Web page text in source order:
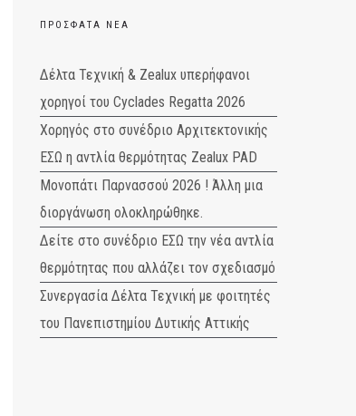
ΠΡΌΣΦΑΤΑ ΝΈΑ
Δέλτα Τεχνική & Zealux υπερήφανοι
χορηγοί του Cyclades Regatta 2026
Χορηγός στο συνέδριο Αρχιτεκτονικής
ΕΣΩ η αντλία θερμότητας Zealux PAD
Μονοπάτι Παρνασσού 2026 ! Άλλη μια
διοργάνωση ολοκληρώθηκε.
Δείτε στο συνέδριο ΕΣΩ την νέα αντλία
θερμότητας που αλλάζει τον σχεδιασμό
Συνεργασία Δέλτα Τεχνική με φοιτητές
του Πανεπιστημίου Δυτικής Αττικής